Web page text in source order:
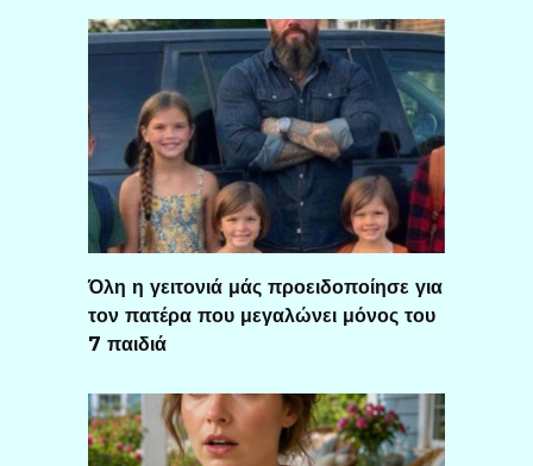
Όλη η γειτονιά μάς προειδοποίησε για
τον πατέρα που μεγαλώνει μόνος του
7 παιδιά